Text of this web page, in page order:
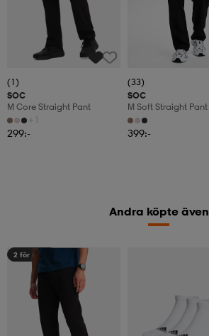
(1)
SOC
M Core Straight Pant
+1
299:-
(33)
SOC
M Soft Straight Pant
399:-
Andra köpte även
2 för 499:-